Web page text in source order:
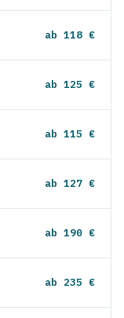
ab 118 €
ab 125 €
ab 115 €
ab 127 €
ab 190 €
ab 235 €